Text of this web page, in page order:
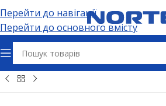
Перейти до навігації
Перейти до основного вмісту
обладнання Повітроводи